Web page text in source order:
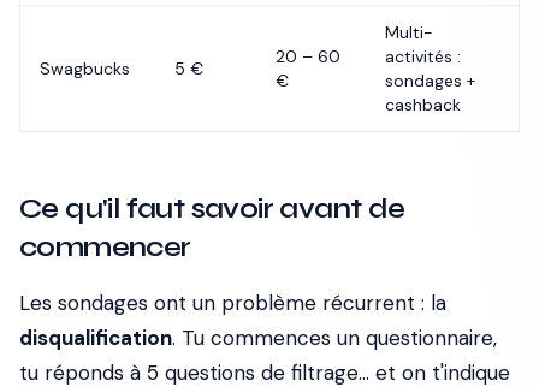
Swagbucks 5 €
20 – 60
€
Multi-
activités :
sondages +
cashback
Ce qu'il faut savoir avant de
commencer
Les sondages ont un problème récurrent : la
disqualification. Tu commences un questionnaire,
tu réponds à 5 questions de filtrage... et on t'indique